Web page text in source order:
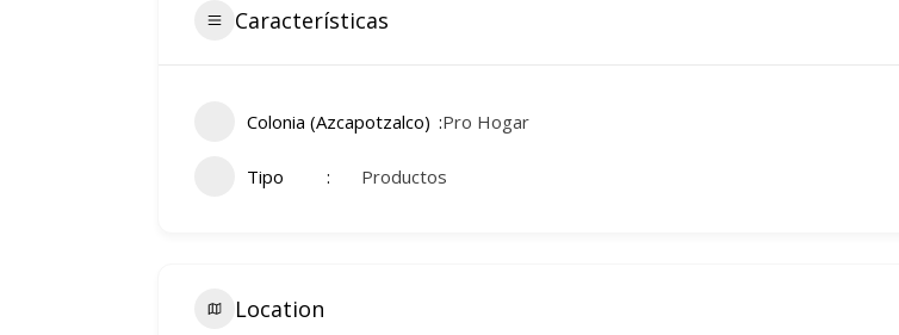
Características
Colonia (Azcapotzalco) Pro Hogar
Tipo Productos
Location